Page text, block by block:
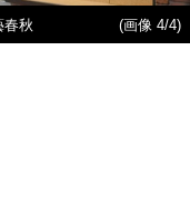
秋 (画像 4/4)